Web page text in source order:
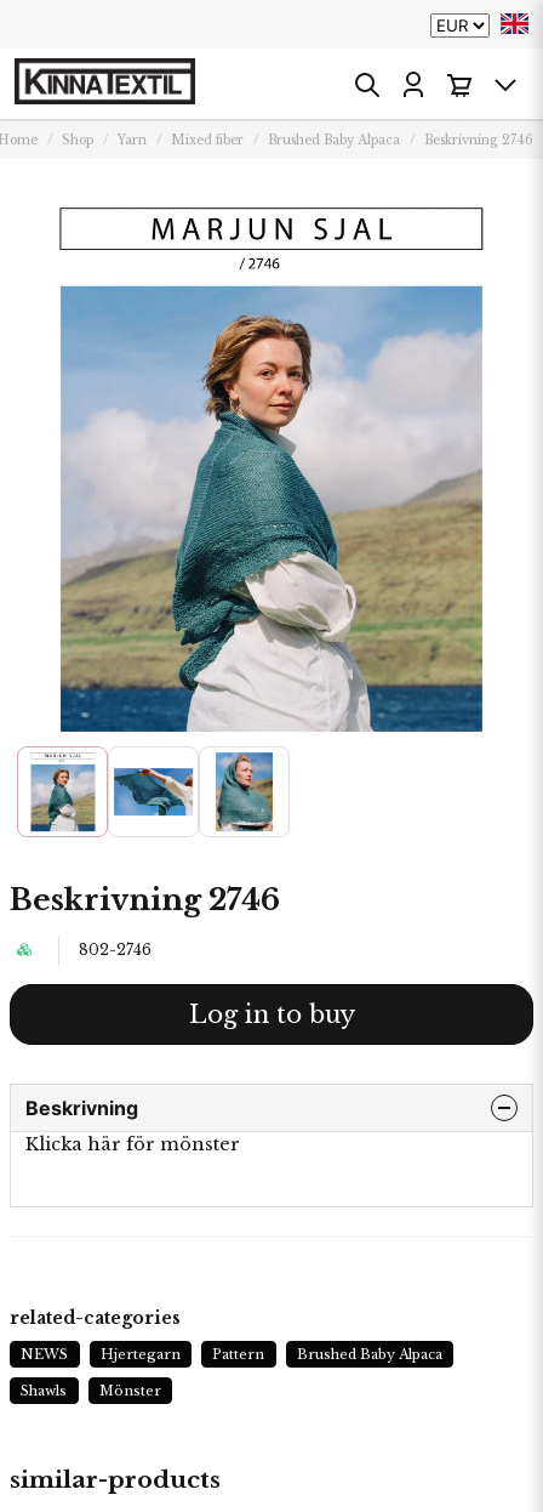
Shop Yarn Mixed fiber Brushed Baby Alpaca Beskrivning 2746
Beskrivning 2746
802-2746
Log in to buy
Beskrivning
Klicka här för mönster
similar-products
related-categories
NEWS Hjertegarn Pattern Brushed Baby Alpaca
Shawls Mönster